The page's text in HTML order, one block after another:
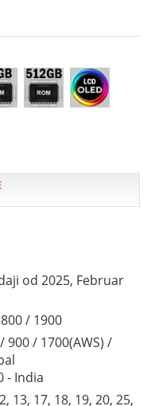
od 2025, Februar
/ 1900
900 / 1700(AWS) /
- India
13, 17, 18, 19, 20, 25,